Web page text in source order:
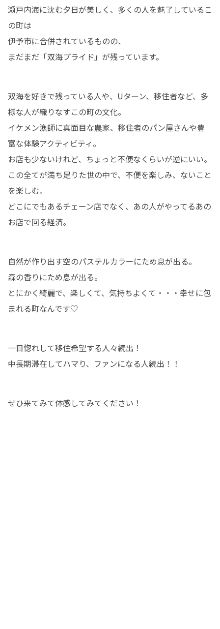
瀬戸内海に沈む夕日が美しく、多くの人を魅了しているこ
の町は
伊予市に合併されているものの、
まだまだ「双海プライド」が残っています。
双海を好きで残っている人や、Uターン、移住者など、多
様な人が織りなすこの町の文化。
イケメン漁師に真面目な農家、移住者のパン屋さんや豊
富な体験アクティビティ。
お店も少ないけれど、ちょっと不便なくらいが逆にいい。
この全てが満ち足りた世の中で、不便を楽しみ、ないこと
を楽しむ。
どこにでもあるチェーン店でなく、あの人がやってるあの
お店で回る経済。
自然が作り出す空のパステルカラーにため息が出る。
森の香りにため息が出る。
とにかく綺麗で、楽しくて、気持ちよくて・・・幸せに包
まれる町なんです♡
一目惚れして移住希望する人々続出！
中長期滞在してハマり、ファンになる人続出！！
ぜひ来てみて体感してみてください！